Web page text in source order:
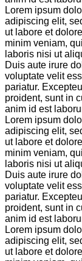
Lorem ipsum
adipiscing elit,
ut labore et
minim veniam,
laboris nisi ut
Duis aute irure
voluptate velit
pariatur.
proident, sunt in
anim id est
Lorem ipsum
adipiscing elit,
ut labore et
minim veniam,
laboris nisi ut
Duis aute irure
voluptate velit
pariatur.
proident, sunt in
anim id est
Lorem ipsum
adipiscing elit,
ut labore et